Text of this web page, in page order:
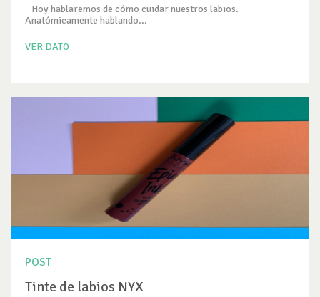
Hoy hablaremos de cómo cuidar nuestros labios.
Anatómicamente hablando...
VER DATO
POST
Tinte de labios NYX